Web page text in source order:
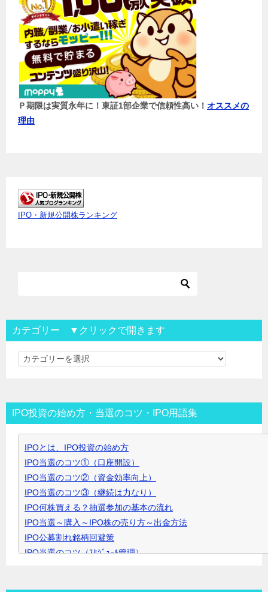
Ｐ期限は実質永年に！東証1部企業で信頼性高い！ オススメの
理由
IPO・新規公開株ランキング
カテゴリー ▼クリックで開きます
カ
リ
ー
▼
ク
リ
ッ
ク
で
開
き
ま
IPO投資の始め方・当選のコツ・IPO用語集
IPOとは、IPO投資の始め方
IPO当選のコツ①（口座開設）
IPO当選のコツ②（資金効率向上）
IPO当選のコツ③（継続は力なり）
IPO何株買える？抽選参加の基本の流れ
IPO当選～購入～IPO株の売り方～出金方法
IPO公募割れ銘柄回避策
IPO当選のコツ（ｽｹｼﾞｭｰﾙ管理）